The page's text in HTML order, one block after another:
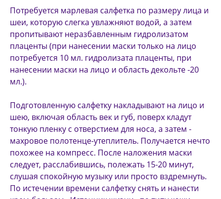
Потребуется марлевая салфетка по размеру лица и
шеи, которую слегка увлажняют водой, а затем
пропитывают неразбавленным гидролизатом
плаценты (при нанесении маски только на лицо
потребуется 10 мл. гидролизата плаценты, при
нанесении маски на лицо и область декольте -20
мл.).
Подготовленную салфетку накладывают на лицо и
шею, включая область век и губ, поверх кладут
тонкую пленку с отверстием для носа, а затем -
махровое полотенце-утеплитель. Получается нечто
похожее на компресс. После наложения маски
следует, расслабившись, полежать 15-20 минут,
слушая спокойную музыку или просто вздремнуть.
По истечении времени салфетку снять и нанести